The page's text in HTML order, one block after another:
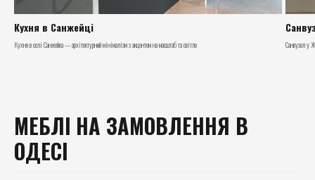
Кухня в Санжейці
Кухня в селі Санжейка — архітектурний мінімалізм з акцентом на масштаб та світло Санвузол у
МЕБЛІ НА ЗАМОВЛЕННЯ В
ОДЕСІ